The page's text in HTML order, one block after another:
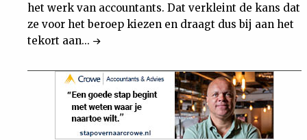
het werk van accountants. Dat verkleint de kans dat
ze voor het beroep kiezen en draagt dus bij aan het
tekort aan...